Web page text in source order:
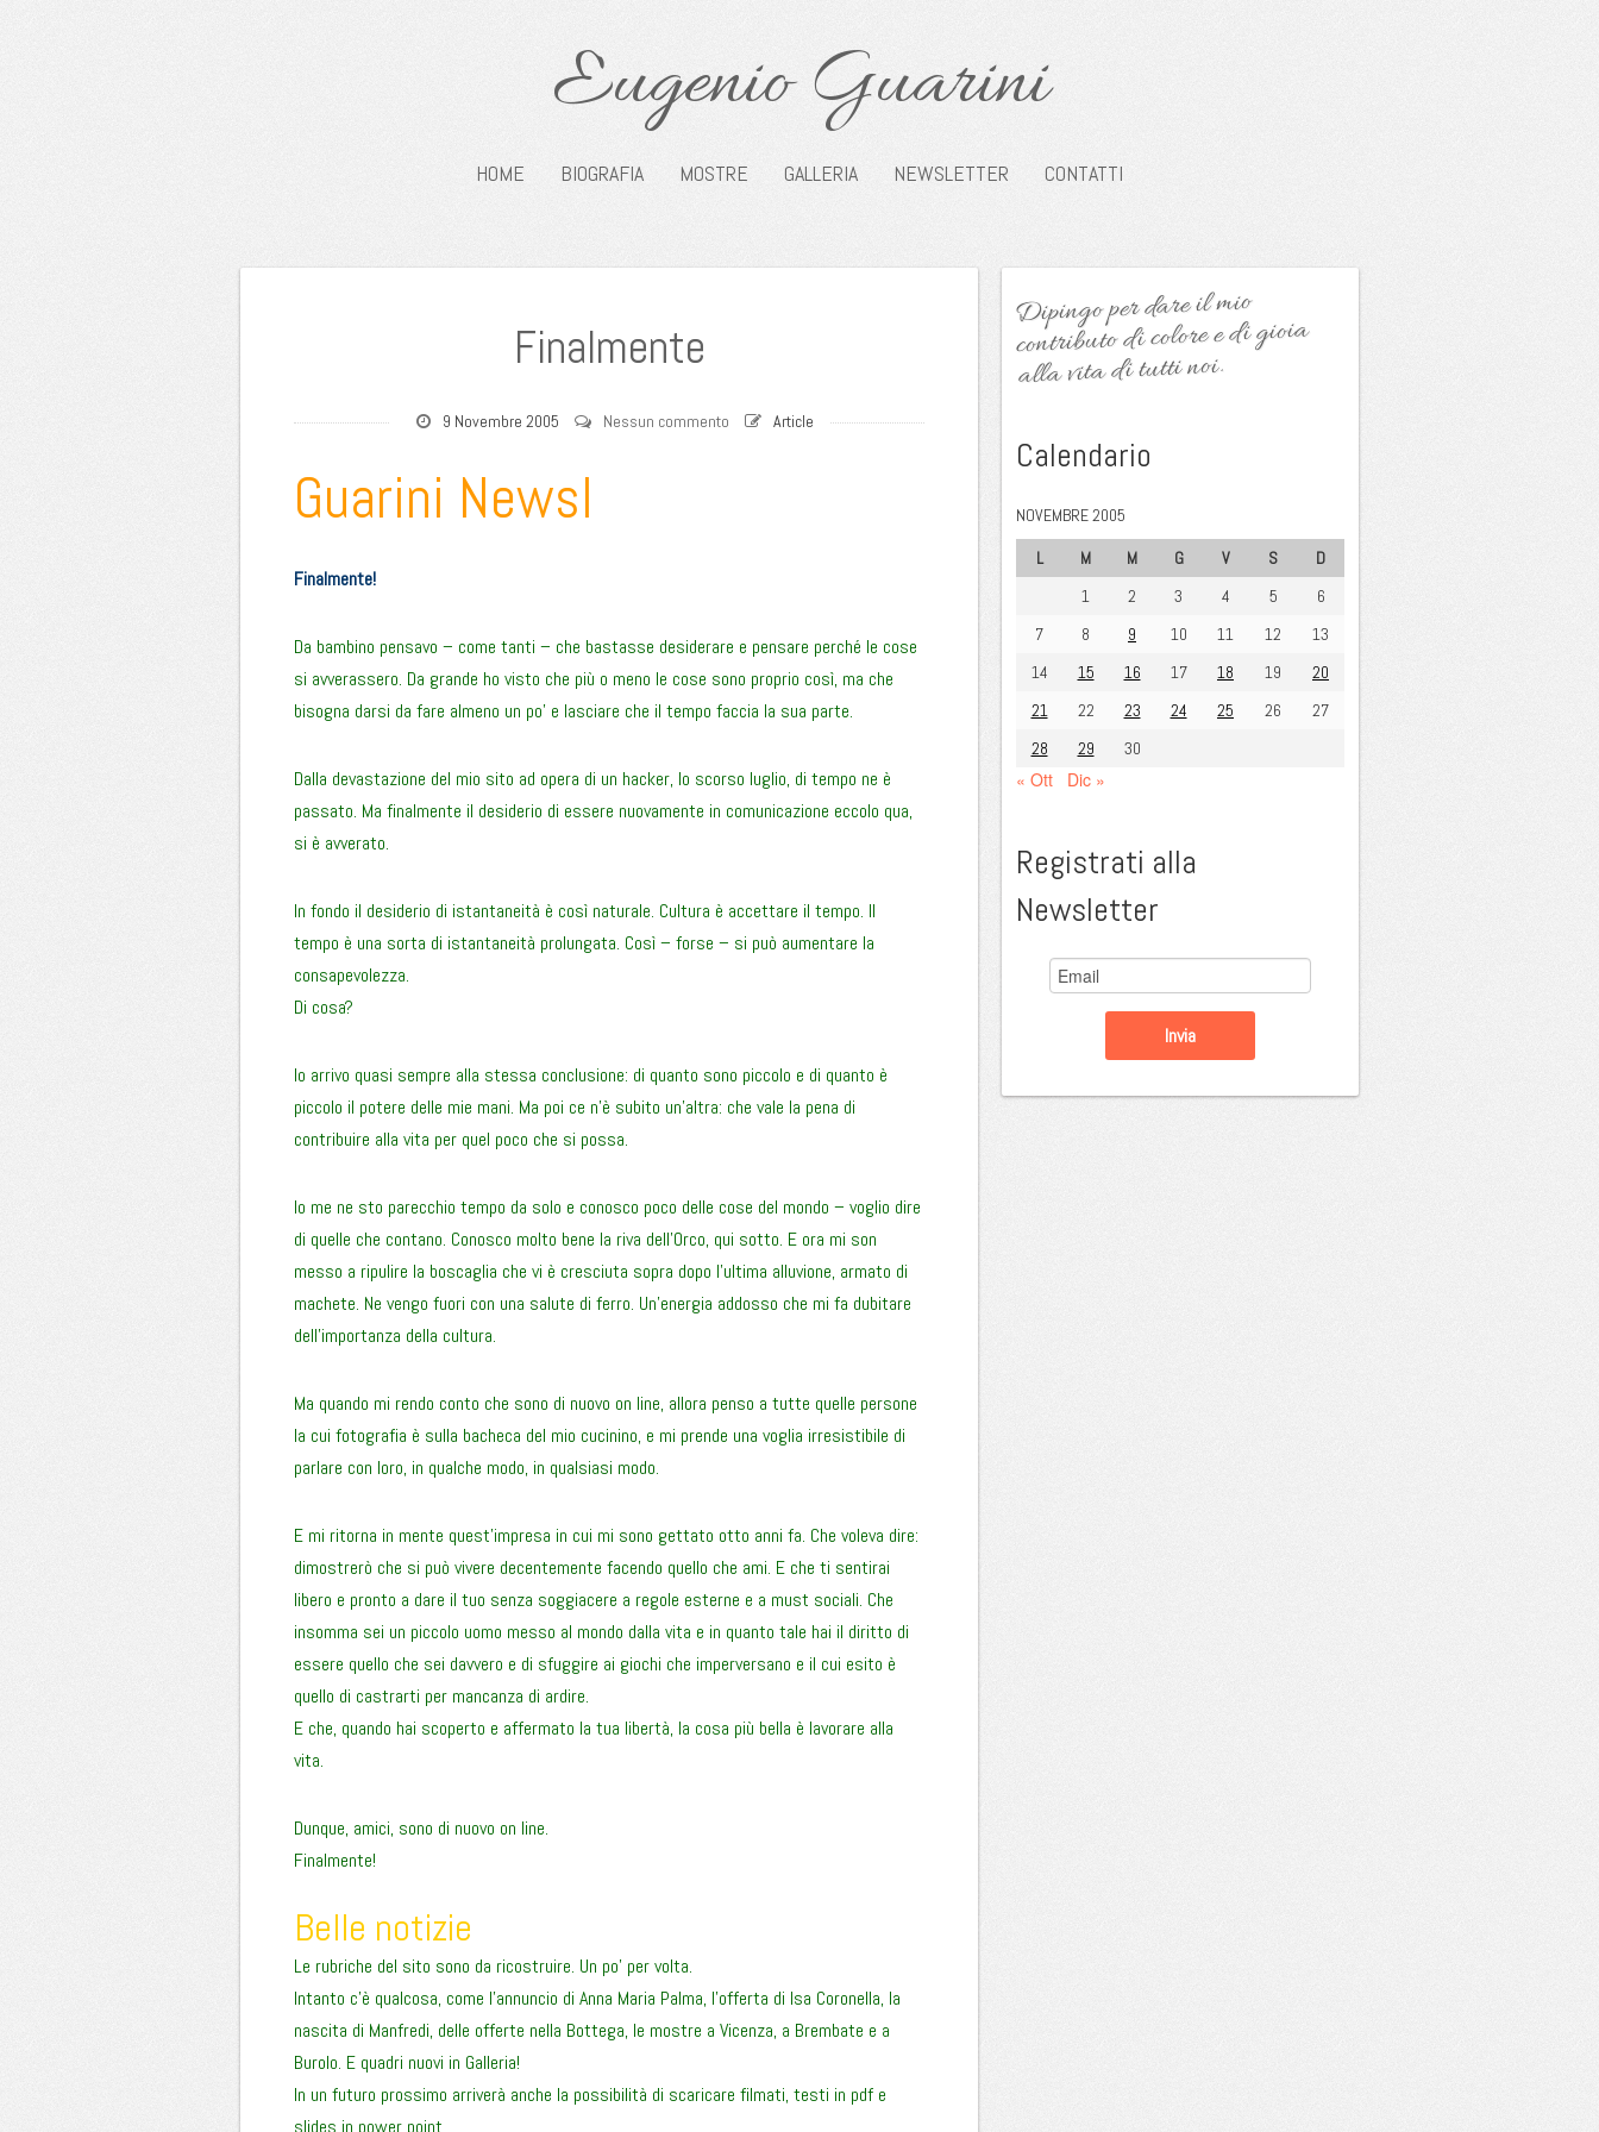
Eugenio Guarini
HOME BIOGRAFIA MOSTRE GALLERIA NEWSLETTER CONTATTI
Finalmente
9 Novembre 2005 Nessun commento Article
Guarini Newsl
Finalmente!
Da bambino pensavo – come tanti – che bastasse desiderare e pensare perché le cose
si avverassero. Da grande ho visto che più o meno le cose sono proprio così, ma che
bisogna darsi da fare almeno un po’ e lasciare che il tempo faccia la sua parte.
Dalla devastazione del mio sito ad opera di un hacker, lo scorso luglio, di tempo ne è
passato. Ma finalmente il desiderio di essere nuovamente in comunicazione eccolo qua,
si è avverato.
In fondo il desiderio di istantaneità è così naturale. Cultura è accettare il tempo. Il
tempo è una sorta di istantaneità prolungata. Così – forse – si può aumentare la
consapevolezza.
Di cosa?
Io arrivo quasi sempre alla stessa conclusione: di quanto sono piccolo e di quanto è
piccolo il potere delle mie mani. Ma poi ce n’è subito un’altra: che vale la pena di
contribuire alla vita per quel poco che si possa.
Io me ne sto parecchio tempo da solo e conosco poco delle cose del mondo – voglio dire
di quelle che contano. Conosco molto bene la riva dell’Orco, qui sotto. E ora mi son
messo a ripulire la boscaglia che vi è cresciuta sopra dopo l’ultima alluvione, armato di
machete. Ne vengo fuori con una salute di ferro. Un’energia addosso che mi fa dubitare
dell’importanza della cultura.
Ma quando mi rendo conto che sono di nuovo on line, allora penso a tutte quelle persone
la cui fotografia è sulla bacheca del mio cucinino, e mi prende una voglia irresistibile di
parlare con loro, in qualche modo, in qualsiasi modo.
E mi ritorna in mente quest’impresa in cui mi sono gettato otto anni fa. Che voleva dire:
dimostrerò che si può vivere decentemente facendo quello che ami. E che ti sentirai
libero e pronto a dare il tuo senza soggiacere a regole esterne e a must sociali. Che
insomma sei un piccolo uomo messo al mondo dalla vita e in quanto tale hai il diritto di
essere quello che sei davvero e di sfuggire ai giochi che imperversano e il cui esito è
quello di castrarti per mancanza di ardire.
E che, quando hai scoperto e affermato la tua libertà, la cosa più bella è lavorare alla
vita.
Dunque, amici, sono di nuovo on line.
Finalmente!
Belle notizie
Le rubriche del sito sono da ricostruire. Un po’ per volta.
Intanto c’è qualcosa, come l’annuncio di Anna Maria Palma, l’offerta di Isa Coronella, la
nascita di Manfredi, delle offerte nella Bottega, le mostre a Vicenza, a Brembate e a
Burolo. E quadri nuovi in Galleria!
In un futuro prossimo arriverà anche la possibilità di scaricare filmati, testi in pdf e
slides in power point.
Dipingo per dare il mio
contributo di colore e di gioia
alla vita di tutti noi.
Calendario
NOVEMBRE 2005
L
M M G V S
D
1
2 3 4 5
6
7
8 9 10 11 12
13
14
15 16 17 18 19
20
21
22 23 24 25 26
27
28
29 30
« Ott Dic »
Registrati alla
Newsletter